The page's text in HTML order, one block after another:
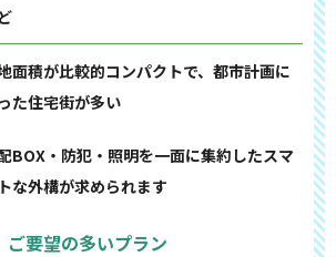
面積が比較的コンパクトで、都市計画に
た住宅街が多い
BOX・防犯・照明を一面に集約したスマ
な外構が求められます
ご要望の多いプラン